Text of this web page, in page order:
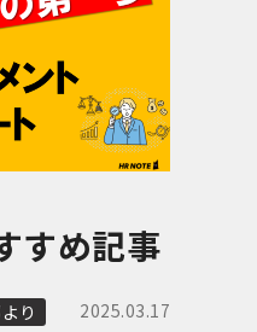
すめ記事
り
2025.03.17